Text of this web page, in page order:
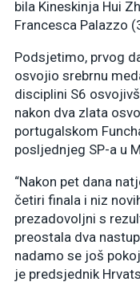
bila Kineskinja Hui
Francesca Palazzo
Podsjetimo, prvog
osvojio srebrnu
disciplini S6
nakon dva zlata
portugalskom
posljednjeg SP-a u
“Nakon pet dana
četiri finala i niz
prezadovoljni s
preostala dva
nadamo se još
je predsjednik